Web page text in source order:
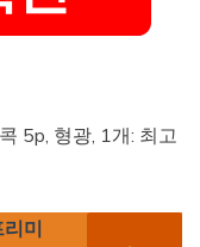
5p, 형광, 1개: 최고
미